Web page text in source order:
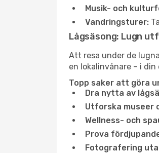
Musik- och
Vandringsturer:
Lågsäsong: Lugn
Att resa under de
en lokalinvånare – i
Topp saker att göra
Dra nytta av
Utforska museer
Wellness- och
Prova
Fotografering